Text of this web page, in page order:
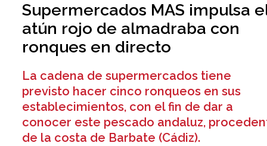
Supermercados MAS impulsa
atún rojo de almadraba con
ronques en directo
La cadena de supermercados tiene
previsto hacer cinco ronqueos en sus
establecimientos, con el fin de dar a
conocer este pescado andaluz,
de la costa de Barbate (Cádiz).